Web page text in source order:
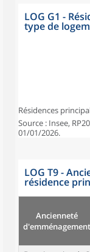
LOG G1 -
type de
Résidences
Source : Insee,
01/01/2026.
LOG T9 -
résidence
Ancienneté
d'emménagement